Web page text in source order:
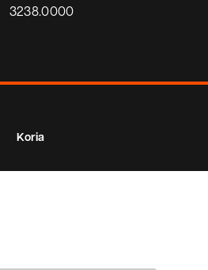
3238.0000
Koria